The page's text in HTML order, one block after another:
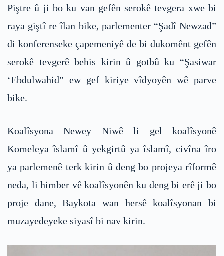
Piştre û ji bo ku van gefên serokê tevgera xwe bi
raya giştî re îlan bike, parlementer “Şadî Newzad”
di konferenseke çapemeniyê de bi dukomênt gefên
serokê tevgerê behis kirin û gotbû ku “Şasiwar
‘Ebdulwahid” ew gef kiriye vîdyoyên wê parve
bike.
Koalîsyona Newey Niwê li gel koalîsyonê
Komeleya îslamî û yekgirtû ya îslamî, civîna îro
ya parlemenê terk kirin û deng bo projeya rîformê
neda, li himber vê koalîsyonên ku deng bi erê ji bo
proje dane, Baykota wan hersê koalîsyonan bi
muzayedeyeke siyasî bi nav kirin.